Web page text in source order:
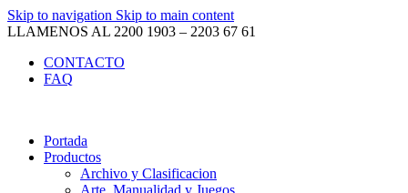
Skip to navigation Skip to main content
LLAMENOS AL 2200 1903 – 2203 67 61
CONTACTO
FAQ
Portada
Productos
Archivo y Clasificacion
Arte, Manualidad y Juegos